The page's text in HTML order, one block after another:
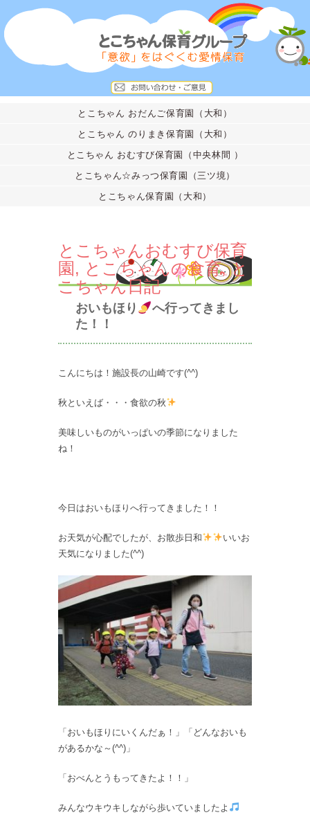
とこちゃん おだんご保育園（大和）
とこちゃん のりまき保育園（大和）
とこちゃん おむすび保育園（中央林間 ）
とこちゃん☆みっつ保育園（三ツ境）
とこちゃん保育園（大和）
とこちゃんおむすび保育
園 , とこちゃんの食育,と
こちゃん日記
おいもほり
へ行ってきまし
た！！
こんにちは！施設長の山崎です(^^)
秋といえば・・・食欲の秋
美味しいものがいっぱいの季節になりました
ね！
今日はおいもほりへ行ってきました！！
お天気が心配でしたが、お散歩日和
いいお
天気になりました(^^)
「おいもほりにいくんだぁ！」「どんなおいも
があるかな～(^^)」
「おべんとうもってきたよ！！」
みんなウキウキしながら歩いていましたよ